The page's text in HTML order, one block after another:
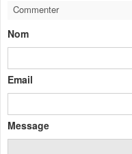
Commenter
Nom
Email
Message